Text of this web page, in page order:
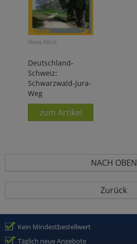
Hans Hönl:
Deutschland-
Schweiz:
Schwarzwald-Jura-
Weg
zum Artikel
NACH OBEN
Zurück
Kein Mindestbestellwert
Täglich neue Angebote